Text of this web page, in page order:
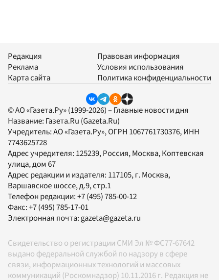
Редакция
Реклама
Карта сайта
Правовая информация
Условия использования
Политика конфиденциальности
© АО «Газета.Ру» (1999-2026) – Главные новости дня
Название: Газета.Ru (Gazeta.Ru)
Учредитель:АО «Газета.Ру», ОГРН 1067761730376, ИНН
7743625728
Адрес учредителя: 125239, Россия, Москва, Коптевская
улица, дом 67
Адрес редакции и издателя: 117105, г. Москва,
Варшавское шоссе, д.9, стр.1
Телефон редакции:+7 (495) 785-00-12
Факс:+7 (495) 785-17-01
Электронная почта:gazeta@gazeta.ru
Свидетельство о регистрации СМИ Эл № ФС77-67642
выдано федеральной службой по надзору в сфере
связи, информационных технологий и массовых
коммуникаций (Роскомнадзор) 10.11.2016 г. Редакция не